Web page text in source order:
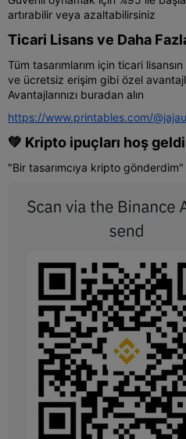
artırabilir veya azaltabilirsiniz
Ticari Lisans ve Daha
Tüm tasarımlarım için ticari
ve ücretsiz erişim gibi özel
Avantajlarınızı buradan alın
https://www.printables.com/
💚 Kripto ipuçları hoş
"Bir tasarımcıya kripto gönderdim"